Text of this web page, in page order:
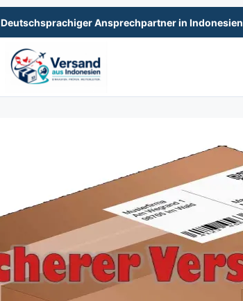
Deutschsprachiger Ansprechpartner in Indonesien